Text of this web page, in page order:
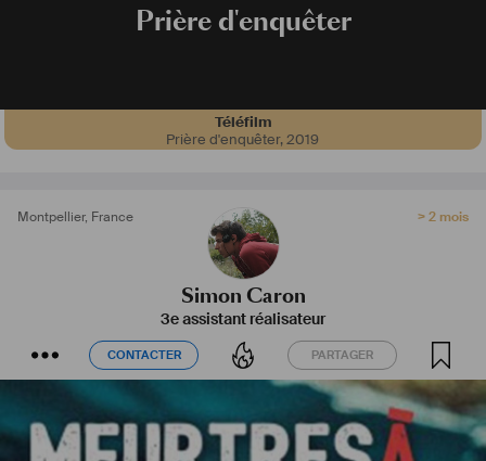
Prière d'enquêter
Téléfilm
Prière d'enquêter,2019
Montpellier, France > 2 mois
Simon Caron
3e assistant réalisateur
CONTACTER PARTAGER
CONTACTER PARTAGER